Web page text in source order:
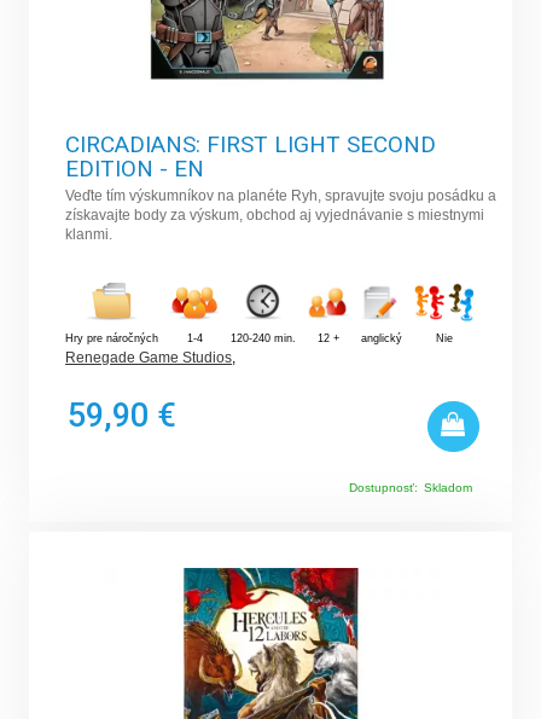
CIRCADIANS: FIRST LIGHT SECOND
EDITION - EN
Veďte tím výskumníkov na planéte Ryh, spravujte svoju posádku a
získavajte body za výskum, obchod aj vyjednávanie s miestnymi
klanmi.
Hry pre náročných 1-4 120-240 min. 12 + anglický Nie
Renegade Game Studios
59,90 €
Dostupnosť: Skladom